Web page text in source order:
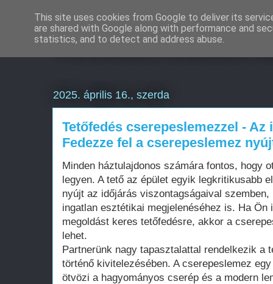
Weboldal készítés
2025. április 16., szerda
Tetőfedés cserepeslemezzel -
Fedezze fel a cserepeslemez
Minden háztulajdonos számára fontos, hogy
legyen. A tető az épület egyik legkritikusabb
nyújt az időjárás viszontagságaival
ingatlan esztétikai megjelenéséhez is. Ha
megoldást keres tetőfedésre, akkor a
lehet.
Partnerünk nagy tapasztalattal rendelkezik a
történő kivitelezésében. A cserepeslemez
ötvözi a hagyományos cserép és a modern
This site uses cookies from Google to deliver its
are shared with Google along with performance and
statistics, and to detect and address abuse.